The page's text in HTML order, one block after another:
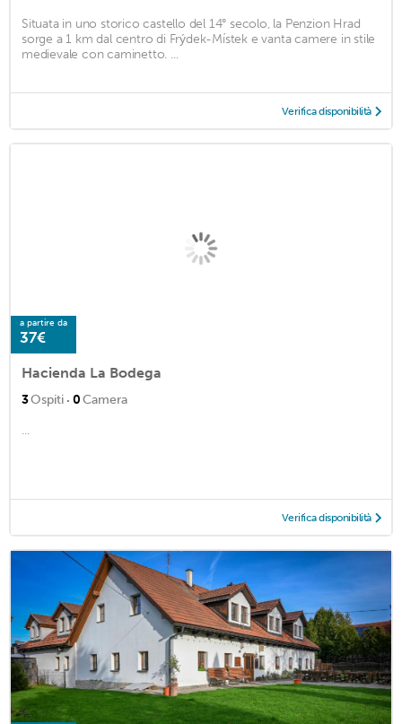
Situata in uno storico castello del 14° secolo, la Penzion Hrad
sorge a 1 km dal centro di Frýdek-Místek e vanta camere in stile
medievale con caminetto. ...
Verifica disponibilità
a partire da
37€
Hacienda La Bodega
3Ospiti · 0Camera
...
Verifica disponibilità